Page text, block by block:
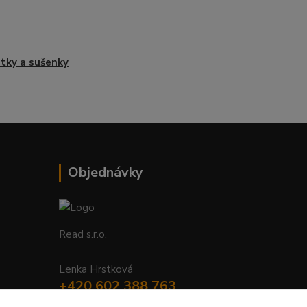
a sušenky
Objednávky
Read s.r.o.
Lenka Hrstková
+420 602 388 763